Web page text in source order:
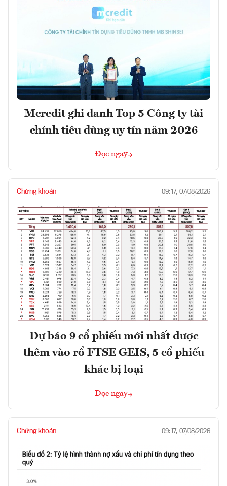
Mcredit ghi danh Top 5 Công ty tài
chính tiêu dùng uy tín năm 2026
Đọc ngay
Chứng khoán 09:17, 07/08/2026
Dự báo 9 cổ phiếu mới nhất được
thêm vào rổ FTSE GEIS, 5 cổ phiếu
khác bị loại
Đọc ngay
Chứng khoán 09:17, 07/08/2026